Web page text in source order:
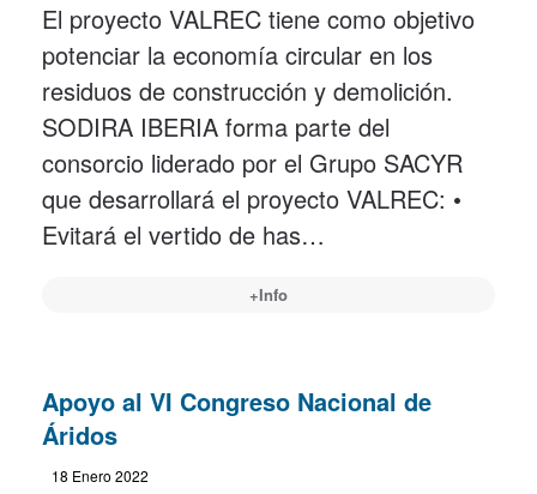
El proyecto VALREC tiene como objetivo
potenciar la economía circular en los
residuos de construcción y demolición.
SODIRA IBERIA forma parte del
consorcio liderado por el Grupo SACYR
que desarrollará el proyecto VALREC: •
Evitará el vertido de has…
+Info
Apoyo al VI Congreso Nacional de
Áridos
18 Enero 2022